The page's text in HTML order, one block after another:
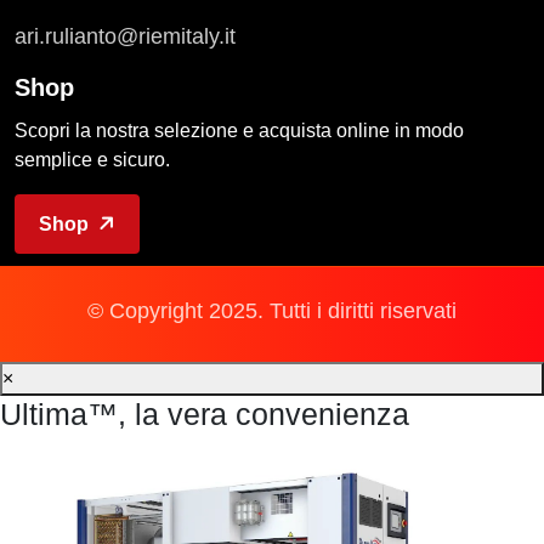
ari.rulianto@riemitaly.it
Shop
Scopri la nostra selezione e acquista online in modo
semplice e sicuro.
Shop
© Copyright 2025. Tutti i diritti riservati
×
Ultima™, la vera convenienza